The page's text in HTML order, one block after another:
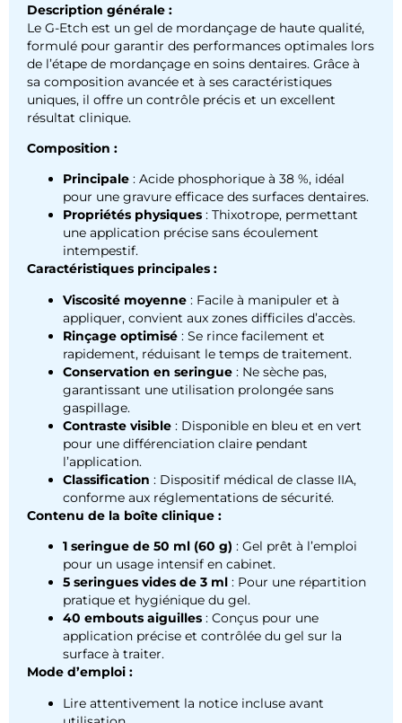
Description générale :
Le G-Etch est un gel de mordançage de haute qualité,
formulé pour garantir des performances optimales lors
de l’étape de mordançage en soins dentaires. Grâce à
sa composition avancée et à ses caractéristiques
uniques, il offre un contrôle précis et un excellent
résultat clinique.
Composition :
Principale : Acide phosphorique à 38 %, idéal
pour une gravure efficace des surfaces dentaires.
Propriétés physiques : Thixotrope, permettant
une application précise sans écoulement
intempestif.
Caractéristiques principales :
Viscosité moyenne : Facile à manipuler et à
appliquer, convient aux zones difficiles d’accès.
Rinçage optimisé : Se rince facilement et
rapidement, réduisant le temps de traitement.
Conservation en seringue : Ne sèche pas,
garantissant une utilisation prolongée sans
gaspillage.
Contraste visible : Disponible en bleu et en vert
pour une différenciation claire pendant
l’application.
Classification : Dispositif médical de classe IIA,
conforme aux réglementations de sécurité.
Contenu de la boîte clinique :
1 seringue de 50 ml (60 g) : Gel prêt à l’emploi
pour un usage intensif en cabinet.
5 seringues vides de 3 ml : Pour une répartition
pratique et hygiénique du gel.
40 embouts aiguilles : Conçus pour une
application précise et contrôlée du gel sur la
surface à traiter.
Mode d’emploi :
Lire attentivement la notice incluse avant